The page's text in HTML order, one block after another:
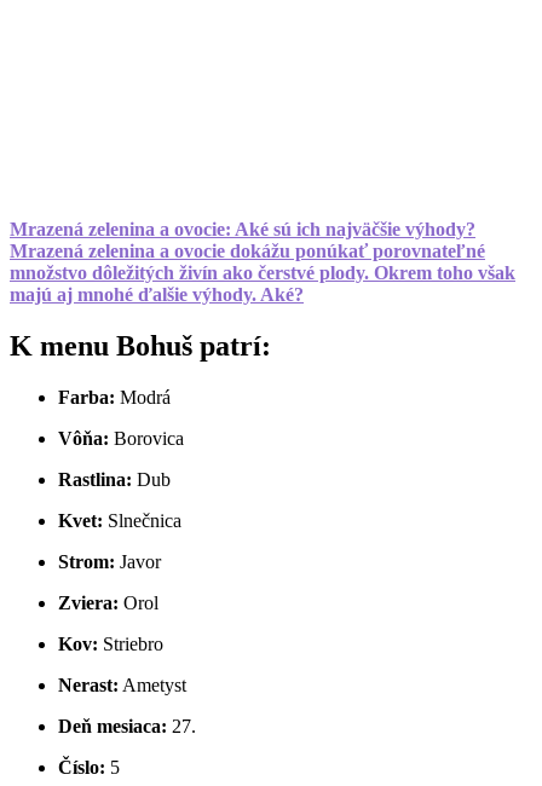
Mrazená zelenina a ovocie: Aké sú ich najväčšie výhody?
Mrazená zelenina a ovocie dokážu ponúkať porovnateľné
množstvo dôležitých živín ako čerstvé plody. Okrem toho však
majú aj mnohé ďalšie výhody. Aké?
K menu Bohuš patrí:
Farba: Modrá
Vôňa: Borovica
Rastlina: Dub
Kvet: Slnečnica
Strom: Javor
Zviera: Orol
Kov: Striebro
Nerast: Ametyst
Deň mesiaca: 27.
Číslo: 5